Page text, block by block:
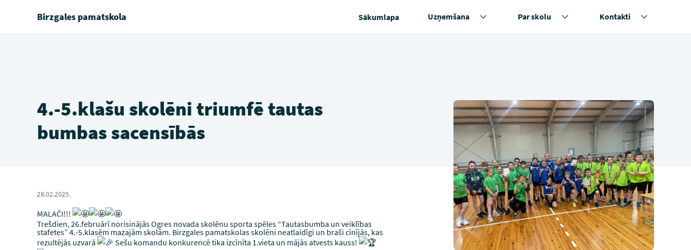
Birzgales pamatskola Sākumlapa Uzņemšana Par skolu Kontakti
4.-5.klašu skolēni triumfē tautas
bumbas sacensībās
28.02.2025.
MALAČI!!!
Trešdien, 26.februārī norisinājās Ogres novada skolēnu sporta spēles “Tautasbumba un veiklības
stafetes” 4.-5.klasēm mazajām skolām. Birzgales pamatskolas skolēni neatlaidīgi un braši cīnījās, kas
rezultējās uzvarā
Sešu komandu konkurencē tika izcīnīta 1.vieta un mājās atvests kauss!